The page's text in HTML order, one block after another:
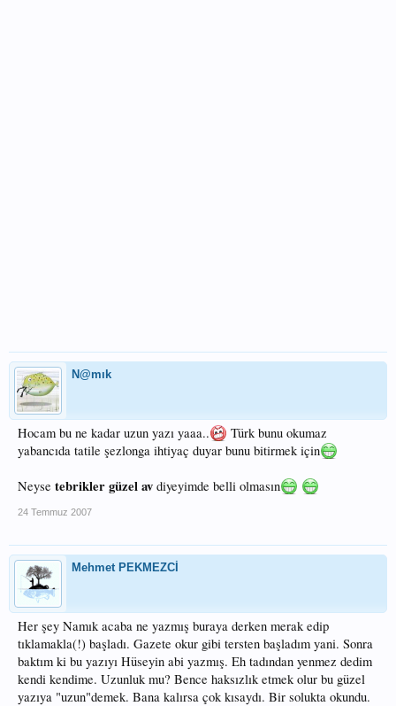
N@mık
Hocam bu ne kadar uzun yazı yaaa..
Türk bunu okumaz
yabancıda tatile şezlonga ihtiyaç duyar bunu bitirmek için
Neyse tebrikler güzel av diyeyimde belli olmasın
24 Temmuz 2007
Mehmet PEKMEZCİ
Her şey Namık acaba ne yazmış buraya derken merak edip
tıklamakla(!) başladı. Gazete okur gibi tersten başladım yani. Sonra
baktım ki bu yazıyı Hüseyin abi yazmış. Eh tadından yenmez dedim
kendi kendime. Uzunluk mu? Bence haksızlık etmek olur bu güzel
yazıya "uzun"demek. Bana kalırsa çok kısaydı. Bir solukta okundu.